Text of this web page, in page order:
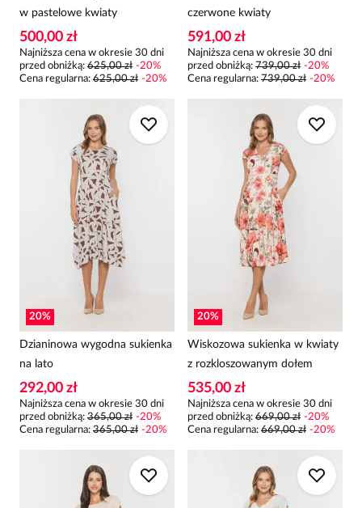
w pastelowe kwiaty
500,00 zł
Najniższa cena w okresie 30 dni
przed obniżką: 625,00 zł -20%
Cena regularna: 625,00 zł -20%
czerwone kwiaty
591,00 zł
Najniższa cena w okresie 30 dni
przed obniżką: 739,00 zł -20%
Cena regularna: 739,00 zł -20%
20%
Dzianinowa wygodna sukienka
na lato
292,00 zł
Najniższa cena w okresie 30 dni
przed obniżką: 365,00 zł -20%
Cena regularna: 365,00 zł -20%
20%
Wiskozowa sukienka w kwiaty
z rozkloszowanym dołem
535,00 zł
Najniższa cena w okresie 30 dni
przed obniżką: 669,00 zł -20%
Cena regularna: 669,00 zł -20%